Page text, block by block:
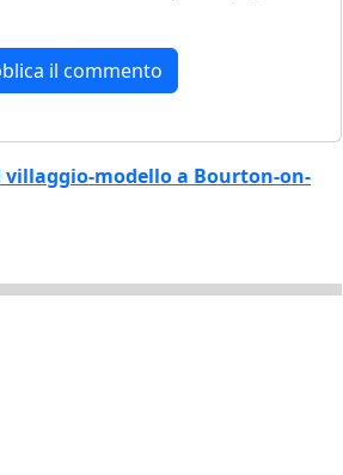
villaggio-modello a Bourton-on-